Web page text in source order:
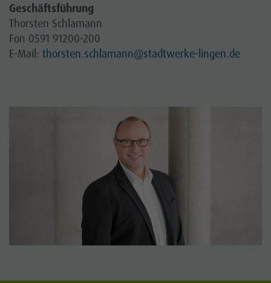
Geschäftsführung
Thorsten Schlamann
Fon 0591 91200-200
E-Mail: thorsten.schlamann@stadtwerke-lingen.de